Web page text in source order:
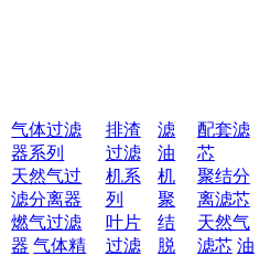
气体过滤
器系列
天然气过
滤分离器
燃气过滤
器 气体精
排渣
过滤
机系
列
叶片
过滤
滤
油
机
聚
结
脱
配套滤
芯
聚结分
离滤芯
天然气
滤芯 油